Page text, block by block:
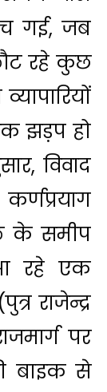
गई, जब
रहे कुछ
झड़प हो
विवाद
के समीप
रहे एक
राजेन्द्र
पर
बाइक से